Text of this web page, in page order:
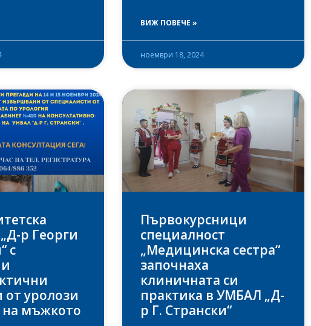
ВИЖ ПОВЕЧЕ »
ноември 18, 2024
р Георги
с
от уролози
на мъжкото
Първокурсници
специалност
„Медицинска сестра“
започнаха
клиничната си
практика в УМБАЛ „Д-
р Г. Странски“